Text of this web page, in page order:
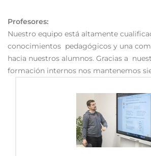
Profesores:
Nuestro equipo está altamente
conocimientos pedagógicos y una
hacia nuestros alumnos. Gracias a
formación internos nos mantenemos